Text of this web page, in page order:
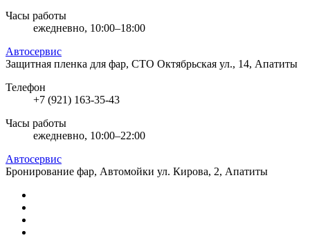
Часы работы
ежедневно, 10:00–18:00
Автосервис
Защитная пленка для фар, СТО Октябрьская ул., 14, Апатиты
Телефон
+7 (921) 163-35-43
Часы работы
ежедневно, 10:00–22:00
Автосервис
Бронирование фар, Автомойки ул. Кирова, 2, Апатиты